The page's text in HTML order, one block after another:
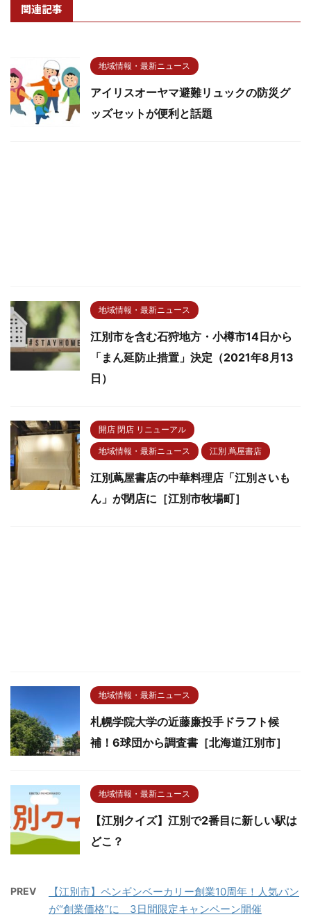
関連記事
地域情報・最新ニュース
アイリスオーヤマ避難リュックの防災グ
ッズセットが便利と話題
地域情報・最新ニュース
江別市を含む石狩地方・小樽市14日から
「まん延防止措置」決定（2021年8月13
日）
開店 閉店 リニューアル
地域情報・最新ニュース 江別 蔦屋書店
江別蔦屋書店の中華料理店「江別さいも
ん」が閉店に［江別市牧場町］
地域情報・最新ニュース
札幌学院大学の近藤廉投手ドラフト候
補！6球団から調査書［北海道江別市］
地域情報・最新ニュース
【江別クイズ】江別で2番目に新しい駅は
どこ？
PREV
【江別市】ペンギンベーカリー創業10周年！人気パン
が“創業価格”に 3日間限定キャンペーン開催